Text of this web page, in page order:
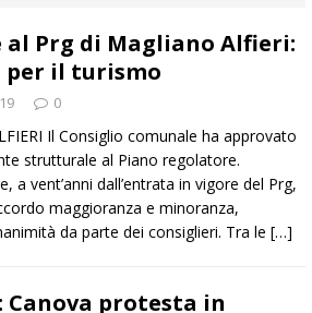
/ La parola della settimana è Bifa
a Priocca c’è la Sagra della costata di
arriva il “Premio per l’Eccellenza”
BRA
Prg di Magliano Alfieri:
per il turismo
0
Il Consiglio comunale ha approvato
strutturale al Piano regolatore.
a vent’anni dall’entrata in vigore del Prg,
maggioranza e minoranza,
da parte dei consiglieri. Tra le […]
Canova protesta in